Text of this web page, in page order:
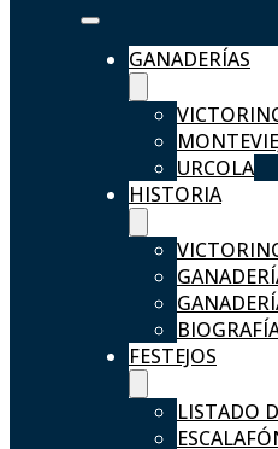
GANADERÍAS
URCOLA
HISTORIA
FESTEJOS
LISTADO